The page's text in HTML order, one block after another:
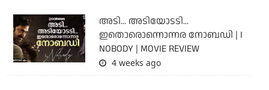
അടി... അടിയോടടി...
ഇതൊരൊന്നൊന്നര നോബഡി | I
NOBODY | MOVIE REVIEW
4 weeks ago